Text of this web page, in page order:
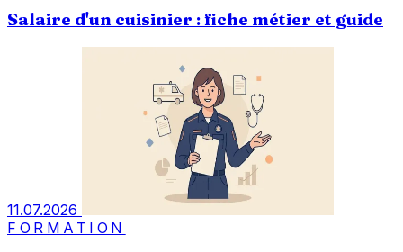
Salaire d'un cuisinier : fiche métier et guide
11.07.2026
FORMATION